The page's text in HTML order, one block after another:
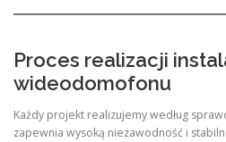
Proces realizacji
wideodomofonu
Każdy projekt realizujemy według
zapewnia wysoką niezawodność i